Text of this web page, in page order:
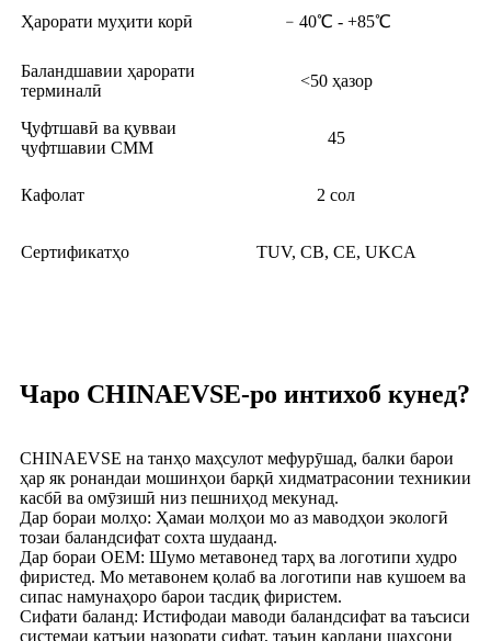
Ҳарорати муҳити корӣ ﹣40℃ - +85℃
Баландшавии ҳарорати
терминалӣ
<50 ҳазор
Ҷуфтшавӣ ва қувваи
ҷуфтшавии СММ
45
Кафолат 2 сол
Сертификатҳо TUV, CB, CE, UKCA
Чаро CHINAEVSE-ро интихоб кунед?
CHINAEVSE на танҳо маҳсулот мефурӯшад, балки барои
ҳар як ронандаи мошинҳои барқӣ хидматрасонии техникии
касбӣ ва омӯзишӣ низ пешниҳод мекунад.
Дар бораи молҳо: Ҳамаи молҳои мо аз маводҳои экологӣ
тозаи баландсифат сохта шудаанд.
Дар бораи OEM: Шумо метавонед тарҳ ва логотипи худро
фиристед. Мо метавонем қолаб ва логотипи нав кушоем ва
сипас намунаҳоро барои тасдиқ фиристем.
Сифати баланд: Истифодаи маводи баландсифат ва таъсиси
системаи қатъии назорати сифат, таъин кардани шахсони